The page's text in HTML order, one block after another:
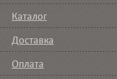
Каталог
Доставка
Оплата